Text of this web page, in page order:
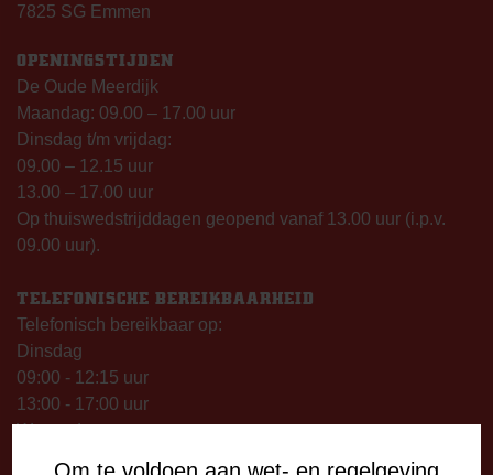
Om te voldoen aan wet- en regelgeving
7825 SG Emmen
OPENINGSTIJDEN
De Oude Meerdijk
Maandag: 09.00 – 17.00 uur
Dinsdag t/m vrijdag:
09.00 – 12.15 uur
13.00 – 17.00 uur
Op thuiswedstrijddagen geopend vanaf 13.00 uur (i.p.v.
09.00 uur).
TELEFONISCHE BEREIKBAARHEID
Telefonisch bereikbaar op:
Dinsdag
09:00 - 12:15 uur
13:00 - 17:00 uur
Woensdag